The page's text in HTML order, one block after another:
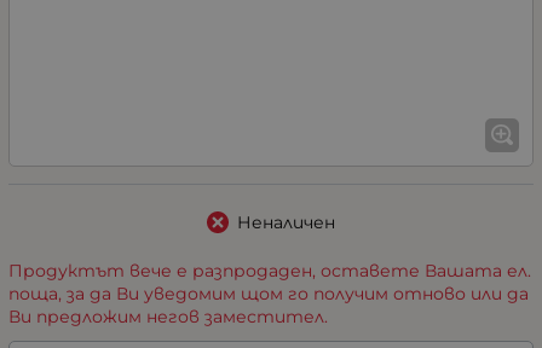
Неналичен
Продуктът вече е разпродаден, оставете Вашата ел.
поща, за да Ви уведомим щом го получим отново или да
Ви предложим негов заместител.